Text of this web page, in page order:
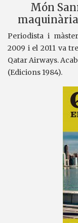
Món
Periodista i
2009 i el 2011 va
Qatar Airways.
(Edicions 1984).